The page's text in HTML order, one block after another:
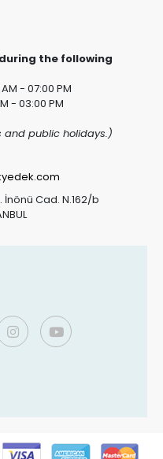
the following
- 07:00 PM
- 03:00 PM
and public holidays.)
Cad. N.162/b